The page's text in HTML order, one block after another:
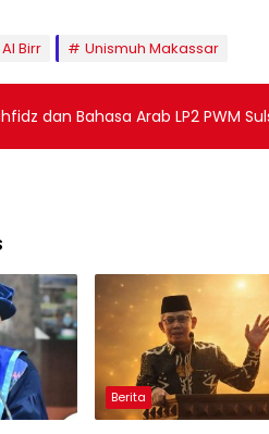
Birr Unismuh Makassar
dan Bahasa Arab LP2 PWM
Berita